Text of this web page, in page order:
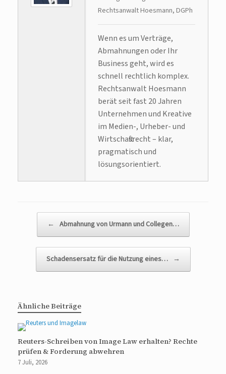
Rechtsanwalt Hoesmann, DGPh
Wenn es um Verträge,
Abmahnungen oder Ihr
Business geht, wird es
schnell rechtlich komplex.
Rechtsanwalt Hoesmann
berät seit fast 20 Jahren
Unternehmen und Kreative
im Medien-, Urheber- und
Wirtschaftsrecht – klar,
pragmatisch und
lösungsorientiert.
← Abmahnung von Urmann und Collegen…
Schadensersatz für die Nutzung eines… →
Ähnliche Beiträge
Reuters-Schreiben von Image Law erhalten? Rechte
prüfen & Forderung abwehren
7 Juli, 2026